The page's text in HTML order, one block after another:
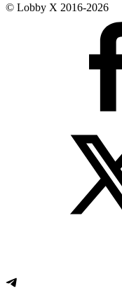
© Lobby X 2016-2026